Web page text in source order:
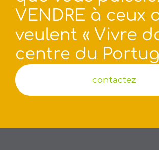
VENDRE à ceux
veulent « Vivre
centre du
contactez